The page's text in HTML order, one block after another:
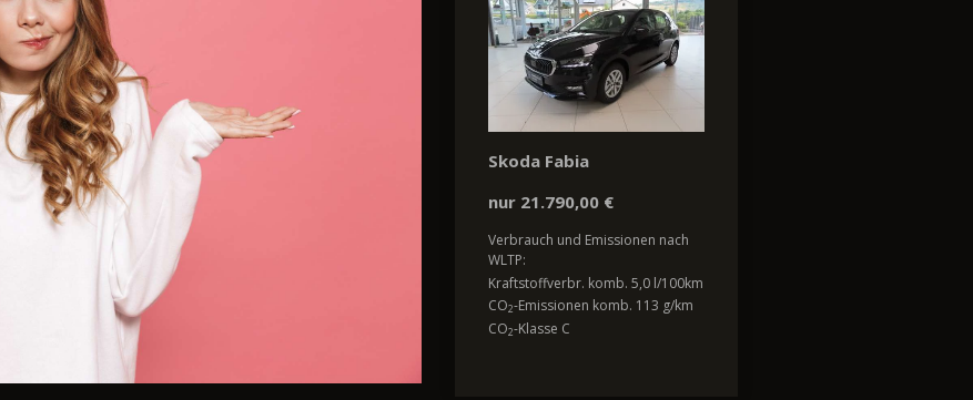
Skoda Fabia
nur 21.790,00 €
Verbrauch und Emissionen nach
WLTP:
Kraftstoffverbr. komb. 5,0 l/100km
CO2-Emissionen komb. 113 g/km
CO2-Klasse C